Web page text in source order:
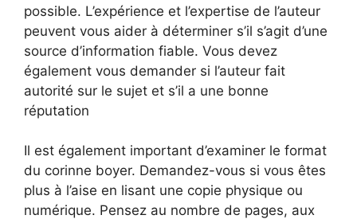
possible. L’expérience et l’expertise de l’auteur
peuvent vous aider à déterminer s’il s’agit d’une
source d’information fiable. Vous devez
également vous demander si l’auteur fait
autorité sur le sujet et s’il a une bonne
réputation
Il est également important d’examiner le format
du corinne boyer. Demandez-vous si vous êtes
plus à l’aise en lisant une copie physique ou
numérique. Pensez au nombre de pages, aux